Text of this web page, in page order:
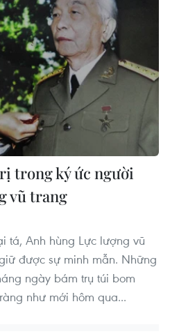
trong ký ức người
vũ trang
tá, Anh hùng Lực lượng vũ
được sự minh mẫn. Những
ngày bám trụ túi bom
như mới hôm qua...